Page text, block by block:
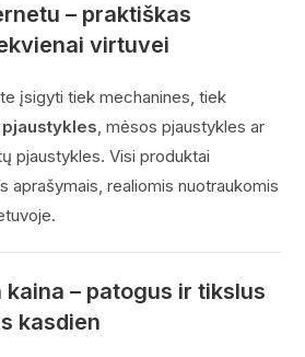
– praktiškas
virtuvei
įsigyti tiek mechanines, tiek
, mėsos pjaustykles ar
pjaustykles. Visi produktai
aprašymais, realiomis nuotraukomis
– patogus ir tikslus
kasdien